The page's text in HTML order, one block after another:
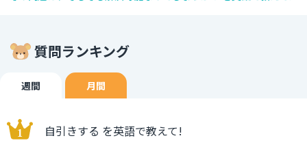
質問ランキング
週間 月間
自引きする を英語で教えて!